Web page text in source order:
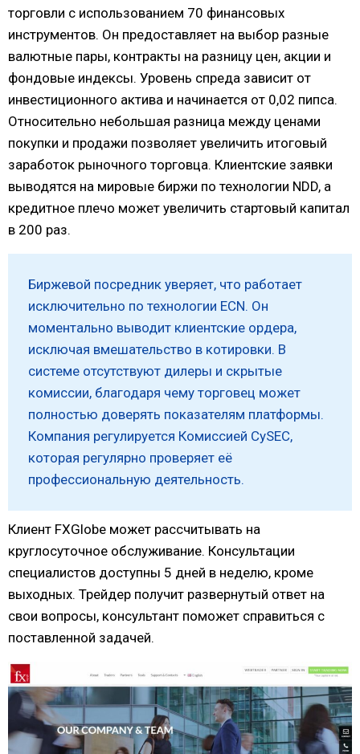
торговли с использованием 70 финансовых
инструментов. Он предоставляет на выбор разные
валютные пары, контракты на разницу цен, акции и
фондовые индексы. Уровень спреда зависит от
инвестиционного актива и начинается от 0,02 пипса.
Относительно небольшая разница между ценами
покупки и продажи позволяет увеличить итоговый
заработок рыночного торговца. Клиентские заявки
выводятся на мировые биржи по технологии NDD, а
кредитное плечо может увеличить стартовый капитал
в 200 раз.
Биржевой посредник уверяет, что работает
исключительно по технологии ECN. Он
моментально выводит клиентские ордера,
исключая вмешательство в котировки. В
системе отсутствуют дилеры и скрытые
комиссии, благодаря чему торговец может
полностью доверять показателям платформы.
Компания регулируется Комиссией CySEC,
которая регулярно проверяет её
профессиональную деятельность.
Клиент FXGlobe может рассчитывать на
круглосуточное обслуживание. Консультации
специалистов доступны 5 дней в неделю, кроме
выходных. Трейдер получит развернутый ответ на
свои вопросы, консультант поможет справиться с
поставленной задачей.